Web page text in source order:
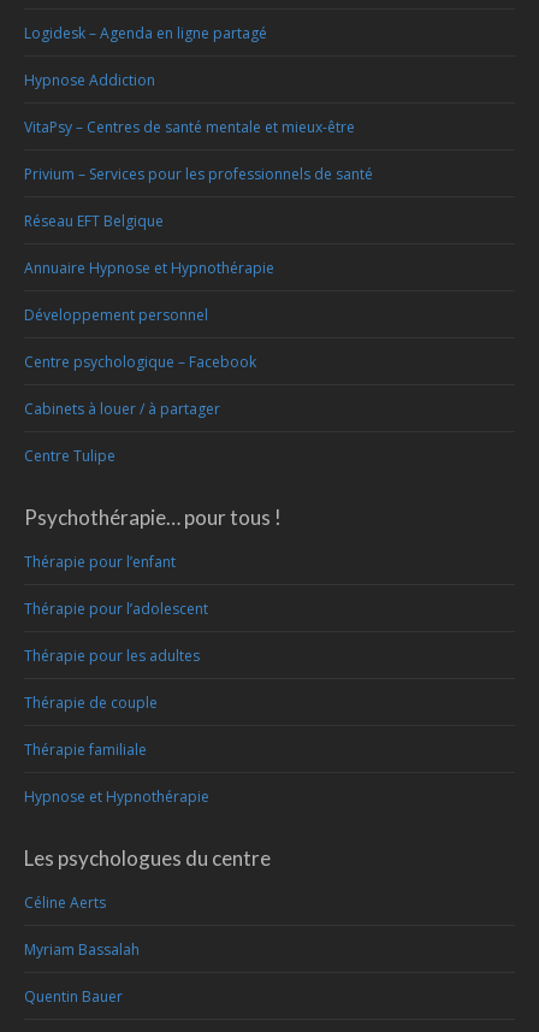
Logidesk – Agenda en ligne partagé
Hypnose Addiction
VitaPsy – Centres de santé mentale et mieux-être
Privium – Services pour les professionnels de santé
Réseau EFT Belgique
Annuaire Hypnose et Hypnothérapie
Développement personnel
Centre psychologique – Facebook
Cabinets à louer / à partager
Centre Tulipe
Psychothérapie… pour tous !
Thérapie pour l’enfant
Thérapie pour l’adolescent
Thérapie pour les adultes
Thérapie de couple
Thérapie familiale
Hypnose et Hypnothérapie
Les psychologues du centre
Céline Aerts
Myriam Bassalah
Quentin Bauer